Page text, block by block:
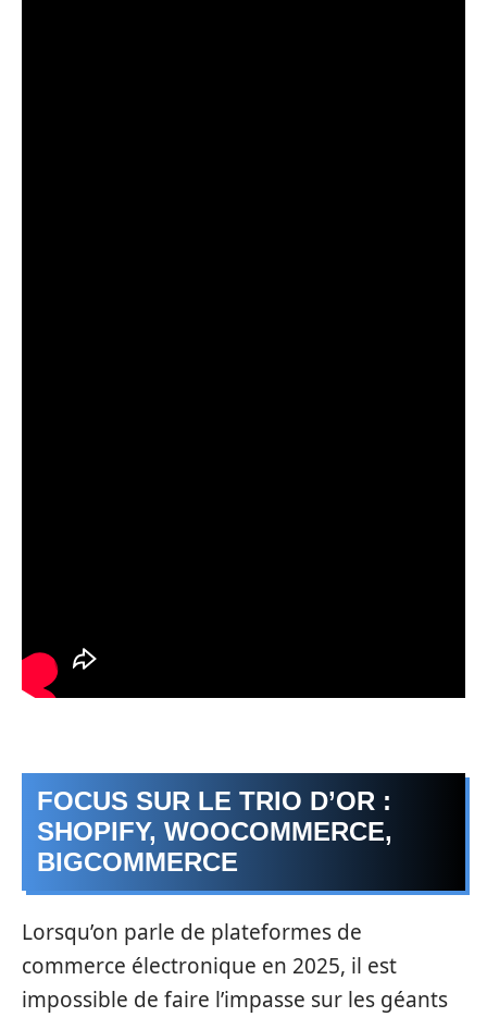
FOCUS SUR LE TRIO D’OR :
SHOPIFY, WOOCOMMERCE,
BIGCOMMERCE
Lorsqu’on parle de plateformes de
commerce électronique en 2025, il est
impossible de faire l’impasse sur les géants